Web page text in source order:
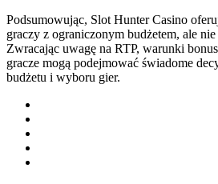
Podsumowując, Slot Hunter Casino
graczy z ograniczonym budżetem, ale
Zwracając uwagę na RTP, warunki
gracze mogą podejmować świadome
budżetu i wyboru gier.